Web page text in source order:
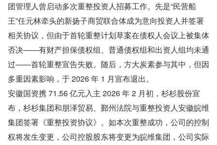
团管理人曾启动多次重整投资人招募工作。先是“民营船
王”任元林牵头的新扬子商贸联合体成为意向投资人并签署
相关协议，但由于首轮重整计划草案在债权人会议上被集体
否决——有财产担保债权组、普通债权组和出资人组均未通
过——首轮重整宣告失败。随后，方大炭素参与其中，但因
多重因素影响，于 2026 年 1 月宣布退出。
安徽国资携 71.56 亿元入主 2026 年 2 月初，杉杉股份宣
布，杉杉集团和朋泽贸易、鄞州法院与重整投资人安徽皖维
集团签署《重整投资协议》。如本次重整成功，公司的控制
权将发生变更，公司控股股东将变更为皖维集团，公司实际